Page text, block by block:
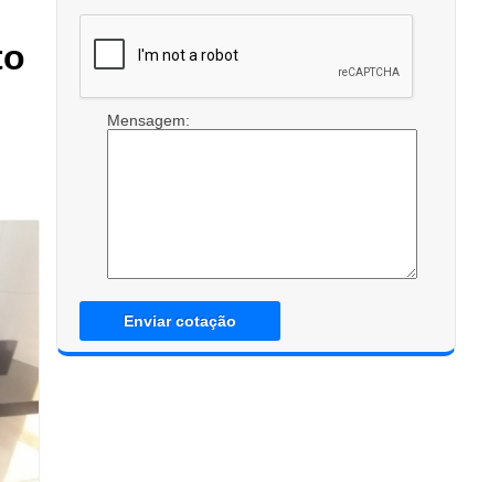
Mensagem:
Enviar cotação